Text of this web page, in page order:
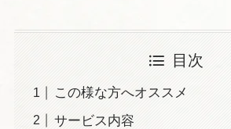
目次
この様な方へオススメ
サービス内容